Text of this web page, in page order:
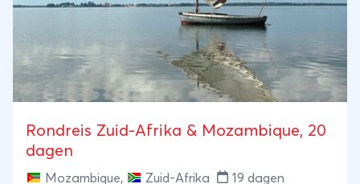
Rondreis Zuid-Afrika & Mozambique, 20
dagen
Mozambique, Zuid-Afrika
19 dagen